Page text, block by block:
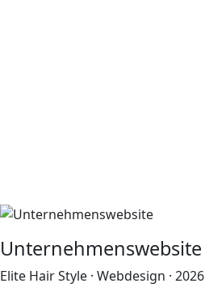
Unternehmenswebsite
Elite Hair Style · Webdesign · 2026